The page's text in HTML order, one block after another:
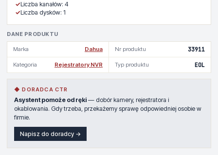
✓Liczba kanałów: 4
✓Liczba dysków: 1
DANE PRODUKTU
Marka Dahua Nr produktu 33911
Kategoria Rejestratory NVR Typ produktu EOL
◆ DORADCA CTR
Asystent pomoże od ręki — dobór kamery, rejestratora i
okablowania. Gdy trzeba, przekażemy sprawę odpowiedniej osobie w
firmie.
Napisz do doradcy →